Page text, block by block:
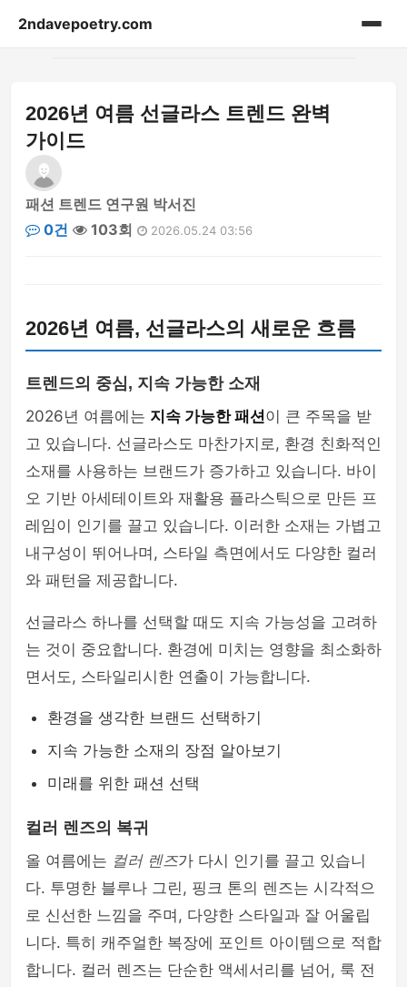
2ndavepoetry.com
acessories
bag
beauty
lifestyle
mens-fashion
2026년 여름 선글라스 트렌드 완벽
가이드
패션 트렌드 연구원 박서진
0건
103회 2026.05.24 03:56
2026년 여름, 선글라스의 새로운 흐름
트렌드의 중심, 지속 가능한 소재
2026년 여름에는 지속 가능한 패션이 큰 주목을 받
고 있습니다. 선글라스도 마찬가지로, 환경 친화적인
소재를 사용하는 브랜드가 증가하고 있습니다. 바이
오 기반 아세테이트와 재활용 플라스틱으로 만든 프
레임이 인기를 끌고 있습니다. 이러한 소재는 가볍고
내구성이 뛰어나며, 스타일 측면에서도 다양한 컬러
와 패턴을 제공합니다.
선글라스 하나를 선택할 때도 지속 가능성을 고려하
는 것이 중요합니다. 환경에 미치는 영향을 최소화하
면서도, 스타일리시한 연출이 가능합니다.
환경을 생각한 브랜드 선택하기
지속 가능한 소재의 장점 알아보기
미래를 위한 패션 선택
컬러 렌즈의 복귀
올 여름에는 컬러 렌즈가 다시 인기를 끌고 있습니
다. 투명한 블루나 그린, 핑크 톤의 렌즈는 시각적으
로 신선한 느낌을 주며, 다양한 스타일과 잘 어울립
니다. 특히 캐주얼한 복장에 포인트 아이템으로 적합
합니다. 컬러 렌즈는 단순한 액세서리를 넘어, 룩 전